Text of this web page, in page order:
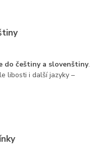
do češtiny a slovenštiny.
libosti i další jazyky –